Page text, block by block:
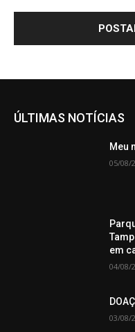
ÚLTIMAS NOTÍCIAS
Meu
05/08/
em
04/08/
03/08/